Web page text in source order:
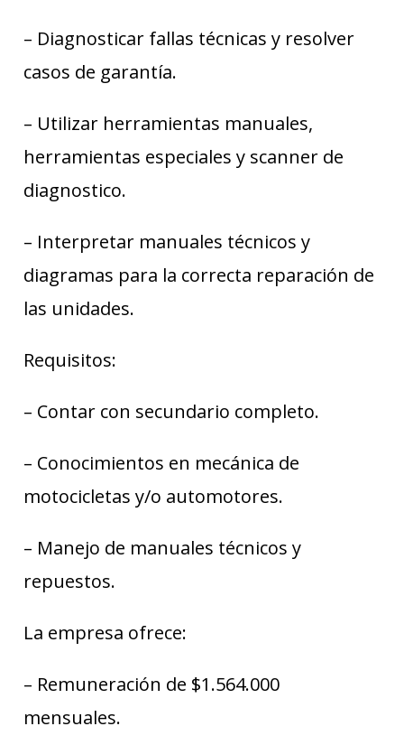
– Diagnosticar fallas técnicas y resolver
casos de garantía.
– Utilizar herramientas manuales,
herramientas especiales y scanner de
diagnostico.
– Interpretar manuales técnicos y
diagramas para la correcta reparación de
las unidades.
Requisitos:
– Contar con secundario completo.
– Conocimientos en mecánica de
motocicletas y/o automotores.
– Manejo de manuales técnicos y
repuestos.
La empresa ofrece:
– Remuneración de $1.564.000
mensuales.